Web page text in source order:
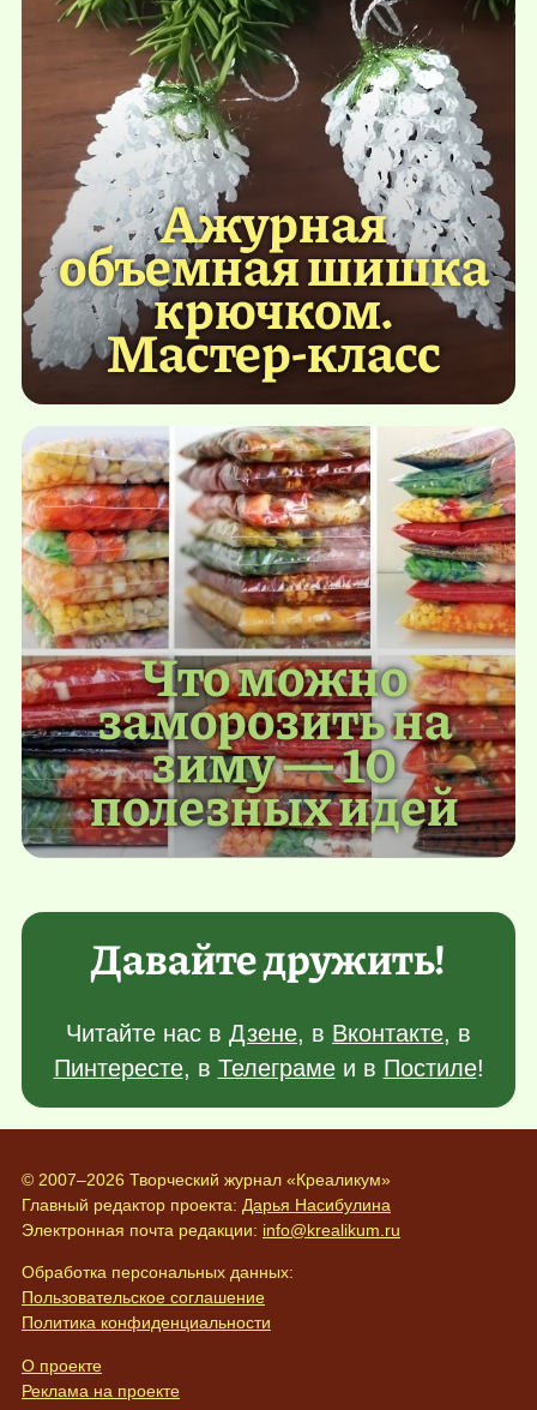
Ажурная
объемная шишка
крючком.
Мастер-класс
Что можно
заморозить на
зиму — 10
полезных идей
Давайте дружить!
Читайте нас в Дзене, в Вконтакте, в
Пинтересте, в Телеграмеи в Постиле!
© 2007–2026 Творческий журнал «Креаликум»
Главный редактор проекта: Дарья Насибулина
Электронная почта редакции: info@krealikum.ru
Обработка персональных данных:
Пользовательское соглашение
Политика конфиденциальности
О проекте
Реклама на проекте